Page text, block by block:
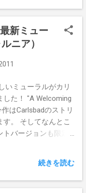
新ミュー
ニア）
いミューラルがカリ
た！ "A Welcoming
はCarlsbadのストリ
。 そしてなんとこ
バージョンも限定
続きを読む